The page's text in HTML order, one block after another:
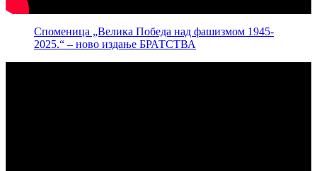
Споменица „Велика Победа над фашизмом 1945-
2025.“ – ново издање БРАТСТВА